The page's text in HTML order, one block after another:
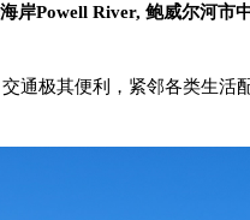
岸Powell River, 鲍威尔河市
交通极其便利，紧邻各类生活